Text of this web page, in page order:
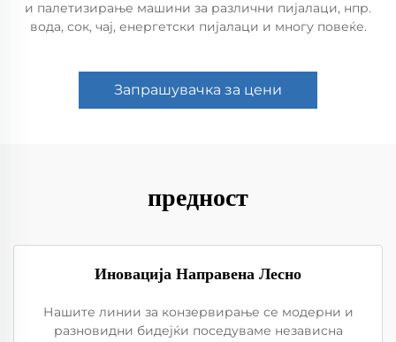
и палетизирање машини за различни пијалаци, нпр.
вода, сок, чај, енергетски пијалаци и многу повеќе.
Запрашувачка за цени
предност
Иновација Направена Лесно
Нашите линии за конзервирање се модерни и
разновидни бидејќи поседуваме независна